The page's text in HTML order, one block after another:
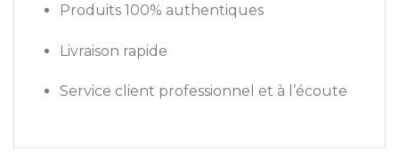
Produits 100% authentiques
Livraison rapide
Service client professionnel et à l’écoute